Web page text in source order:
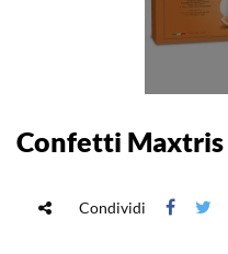
Confetti Maxtris
Condividi